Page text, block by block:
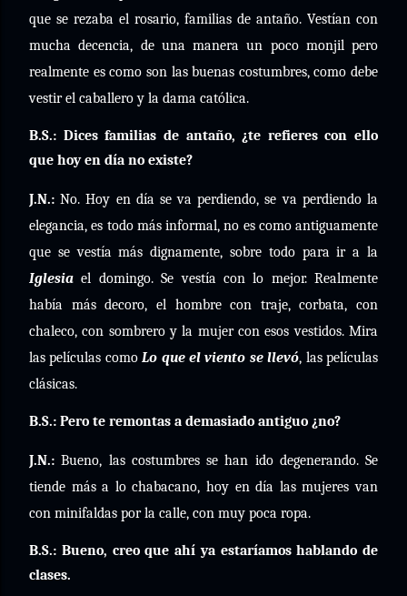
que se rezaba el rosario, familias de antaño. Vestían con
mucha decencia, de una manera un poco monjil pero
realmente es como son las buenas costumbres, como debe
vestir el caballero y la dama católica.
B.S.: Dices familias de antaño, ¿te refieres con ello
que hoy en día no existe?
J.N.: No. Hoy en día se va perdiendo, se va perdiendo la
elegancia, es todo más informal, no es como antiguamente
que se vestía más dignamente, sobre todo para ir a la
Iglesia el domingo. Se vestía con lo mejor. Realmente
había más decoro, el hombre con traje, corbata, con
chaleco, con sombrero y la mujer con esos vestidos. Mira
las películas comoLo que el viento se llevó, las películas
clásicas.
B.S.: Pero te remontas a demasiado antiguo ¿no?
J.N.: Bueno, las costumbres se han ido degenerando. Se
tiende más a lo chabacano, hoy en día las mujeres van
con minifaldas por la calle, con muy poca ropa.
B.S.: Bueno, creo que ahí ya estaríamos hablando de
clases.